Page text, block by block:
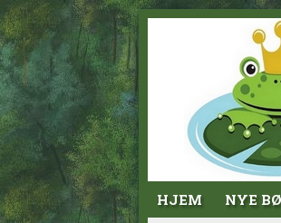
Jump to Content
HJEM NYE